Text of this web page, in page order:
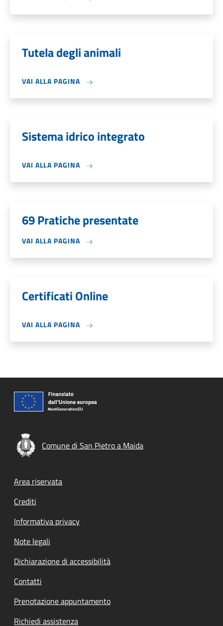
Tutela degli animali
VAI ALLA PAGINA
Sistema idrico integrato
VAI ALLA PAGINA
69 Pratiche presentate
VAI ALLA PAGINA
Certificati Online
VAI ALLA PAGINA
Comune di San Pietro a Maida
Footer menu
Area riservata
Crediti
Informativa privacy
Note legali
Dichiarazione di accessibilità
Contatti
Prenotazione appuntamento
Richiedi assistenza